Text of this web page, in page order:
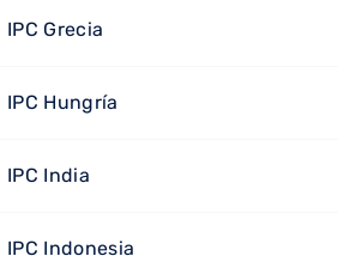
IPC Grecia
IPC Hungría
IPC India
IPC Indonesia